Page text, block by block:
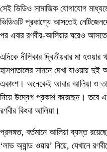
সেই ভিডিও সামাজিক যোগাযোগ
ভিডিওটি প্রকাশ্যে আসতেই
পর এবার রণবীর-আলিয়ার ঘরেও
এদিকে দীপিকার দ্বিতীয়বার মা
হাসপাতালের সামনে দেখা যাওয়ায়
একাংশ। অনেকেই আবার আলিয়া ও
নিয়ে উদ্বেগ প্রকাশ করেছেন। তবে
রণবীর কিংবা আলিয়া।
প্রসঙ্গত, বর্তমানে আলিয়া ব্যস্ত
‘লাভ অ্যান্ড ওয়ার’ নিয়ে, যেখানে